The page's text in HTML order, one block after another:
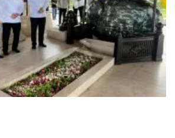
arus balik Idul Fitri 2025 di